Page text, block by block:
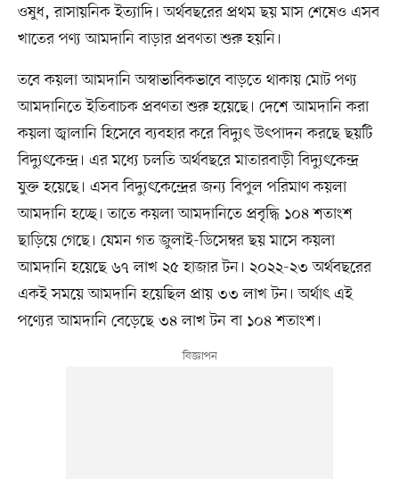
ওষুধ, রাসায়নিক ইত্যাদি। অর্থবছরের প্রথম ছয় মাস শেষেও এসব
খাতের পণ্য আমদানি বাড়ার প্রবণতা শুরু হয়নি।
তবে কয়লা আমদানি অস্বাভাবিকভাবে বাড়তে থাকায় মোট পণ্য
আমদানিতে ইতিবাচক প্রবণতা শুরু হয়েছে। দেশে আমদানি করা
কয়লা জ্বালানি হিসেবে ব্যবহার করে বিদ্যুৎ উৎপাদন করছে ছয়টি
বিদ্যুৎকেন্দ্র। এর মধ্যে চলতি অর্থবছরে মাতারবাড়ী বিদ্যুৎকেন্দ্র
যুক্ত হয়েছে। এসব বিদ্যুৎকেন্দ্রের জন্য বিপুল পরিমাণ কয়লা
আমদানি হচ্ছে। তাতে কয়লা আমদানিতে প্রবৃদ্ধি ১০৪ শতাংশ
ছাড়িয়ে গেছে। যেমন গত জুলাই-ডিসেম্বর ছয় মাসে কয়লা
আমদানি হয়েছে ৬৭ লাখ ২৫ হাজার টন। ২০২২-২৩ অর্থবছরের
একই সময়ে আমদানি হয়েছিল প্রায় ৩৩ লাখ টন। অর্থাৎ এই
পণ্যের আমদানি বেড়েছে ৩৪ লাখ টন বা ১০৪ শতাংশ।